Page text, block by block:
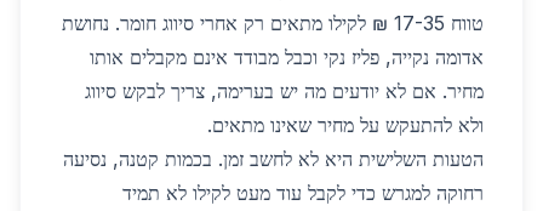
טווח 17-35 ₪ לקילו מתאים רק אחרי סיווג חומר. נחושת
אדומה נקייה, פליז נקי וכבל מבודד אינם מקבלים אותו
מחיר. אם לא יודעים מה יש בערימה, צריך לבקש סיווג
ולא להתעקש על מחיר שאינו מתאים.
הטעות השלישית היא לא לחשב זמן. בכמות קטנה, נסיעה
רחוקה למגרש כדי לקבל עוד מעט לקילו לא תמיד